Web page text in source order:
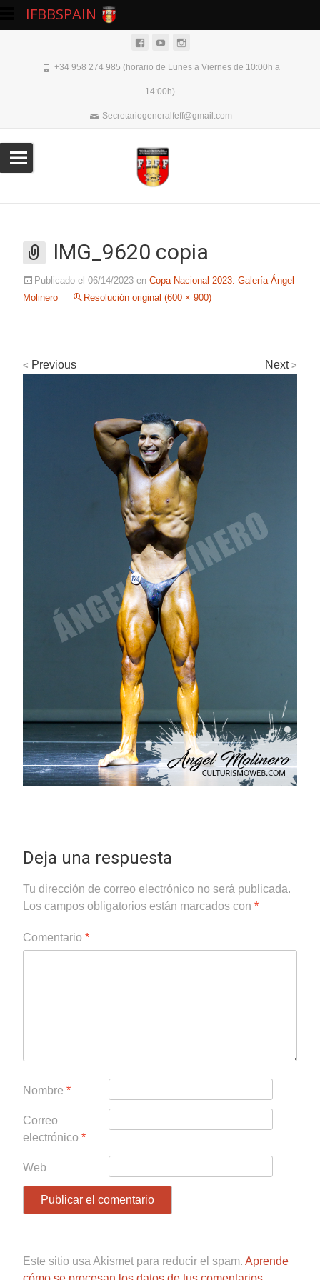
+34 958 274 985 (horario de Lunes a Viernes de 10:00h a
14:00h)
Secretariogeneralfeff@gmail.com
IMG_9620 copia
Publicado el 06/14/2023 en Copa Nacional 2023. Galería Ángel
Molinero
Resolución original (600 × 900)
< Previous Next >
Deja una respuesta
Tu dirección de correo electrónico no será publicada.
Los campos obligatorios están marcados con *
Comentario *
Nombre *
Correo
electrónico *
Web
Este sitio usa Akismet para reducir el spam. Aprende
IFBBSPAIN